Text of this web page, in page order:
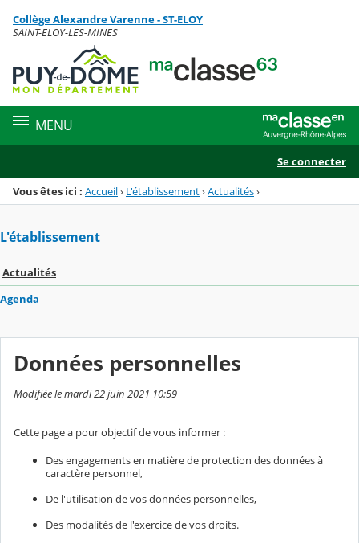
Menu de la rubrique
Contenu
Collège Alexandre Varenne - ST-ELOY
SAINT-ELOY-LES-MINES
MENU
Se connecter
Vous êtes ici : Accueil› L'établissement›Actualités›
L'établissement
Actualités
Agenda
Données personnelles
Modifiée le mardi 22 juin 2021 10:59
Cette page a pour objectif de vous informer :
Des engagements en matière de protection des données à
caractère personnel,
De l'utilisation de vos données personnelles,
Des modalités de l'exercice de vos droits.